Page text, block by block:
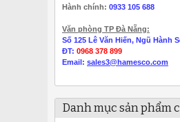
Hành chính: 0933 105 688
Văn phòng TP Đà Nẵng:
Số 125 Lê Văn Hiến, Ngũ Hành
ĐT: 0968 378 899
Email: sales3@hamesco.com
Danh mục sản phẩm